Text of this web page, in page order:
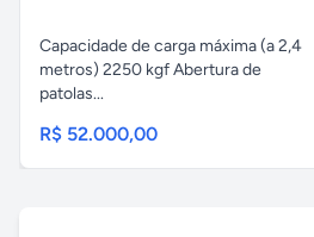
Capacidade de carga máxima (a 2,4
metros) 2250 kgf Abertura de
patolas...
R$ 52.000,00